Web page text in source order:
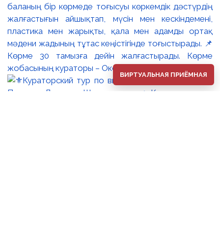
баланың бір көрмеде тоғысуы көркемдік дәстүрдің
жалғастығын айшықтап, мүсін мен кескіндемені,
пластика мен жарықты, қала мен адамды ортақ
мәдени жадының тұтас кеңістігінде тоғыстырады. 📌
Көрме 30 тамызға дейін жалғастырады. Көрме
жобасының кураторы – Оксана Танская.
ВИРТУАЛЬНАЯ ПРИЁМНАЯ